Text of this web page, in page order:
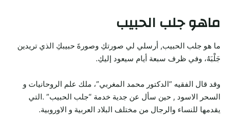
ماهو جلب الحبيب
ما هو جلب الحبيب, أرسلي لي صورتكِ وصورةَ حبيبكِ الذي تريدين
جَلْبَهُ، وفي ظرف سبعة أيام سيعود إليكِ.
وقد قال الفقيه “الدكتور محمد المغربي”، ملك علم الروحانيات و
السحر الاسود , حين سأل عن جدية خدمة “جلب الحبيب” .التي
يقدمها للنساء والرجال من مختلف البلاد العربية و الاوروبية.